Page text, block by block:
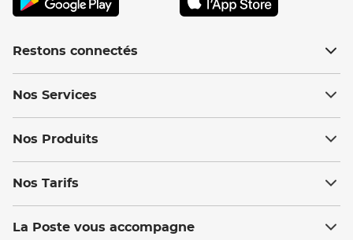
Restons connectés
Nos Services
Nos Produits
Nos Tarifs
La Poste vous accompagne